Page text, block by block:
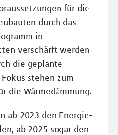
für die
durch das
in
verschärft werden –
die geplante
stehen zum
die Wärmedämmung.
ab 2023 den Energie-
ab 2025 sogar den